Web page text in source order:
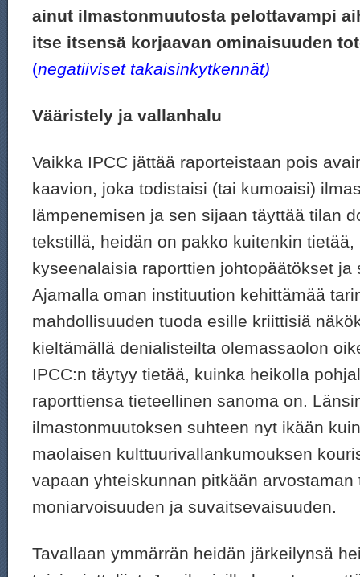
ainut ilmastonmuutosta pelottavampi
itse itsensä korjaavan ominaisuuden
(negatiiviset takaisinkytkennät)
Vääristely ja vallanhalu
Vaikka IPCC jättää raporteistaan pois
kaavion, joka todistaisi (tai kumoaisi)
lämpenemisen ja sen sijaan täyttää tilan
tekstillä, heidän on pakko kuitenkin tietää,
kyseenalaisia raporttien johtopäätökset ja
Ajamalla oman instituution kehittämää
mahdollisuuden tuoda esille kriittisiä
kieltämällä denialisteilta olemassaolon
IPCC:n täytyy tietää, kuinka heikolla
raporttiensa tieteellinen sanoma on.
ilmastonmuutoksen suhteen nyt ikään
maolaisen kulttuurivallankumouksen
vapaan yhteiskunnan pitkään arvostaman
moniarvoisuuden ja suvaitsevaisuuden.
Tavallaan ymmärrän heidän järkeilynsä